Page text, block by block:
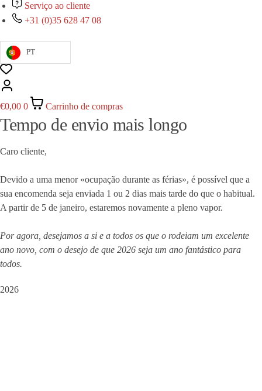
Serviço ao cliente
+31 (0)35 628 47 08
PT
€0,00 0 Carrinho de compras
Tempo de envio mais longo
Caro cliente,
Devido a uma menor «ocupação durante as férias», é possível que a
sua encomenda seja enviada 1 ou 2 dias mais tarde do que o habitual.
A partir de 5 de janeiro, estaremos novamente a pleno vapor.
Por agora, desejamos a si e a todos os que o rodeiam um excelente
ano novo, com o desejo de que 2026 seja um ano fantástico para
todos.
2026